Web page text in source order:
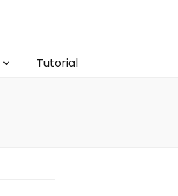
Tutorial